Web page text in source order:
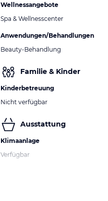
Wellnessangebote
Spa & Wellnesscenter
Anwendungen/Behandlungen
Beauty-Behandlung
Familie & Kinder
Kinderbetreuung
Nicht verfügbar
Ausstattung
Klimaanlage
Verfügbar